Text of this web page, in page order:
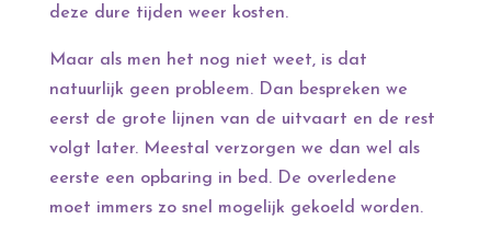
deze dure tijden weer kosten.
Maar als men het nog niet weet, is dat
natuurlijk geen probleem. Dan bespreken we
eerst de grote lijnen van de uitvaart en de rest
volgt later. Meestal verzorgen we dan wel als
eerste een opbaring in bed. De overledene
moet immers zo snel mogelijk gekoeld worden.